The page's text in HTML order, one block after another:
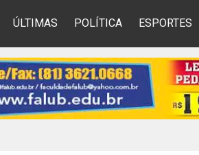
ÚLTIMAS POLÍTICA ESPORTES